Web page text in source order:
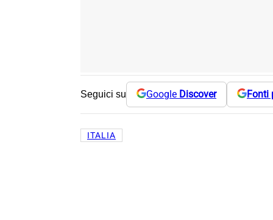
Seguici su Google Discover Fonti
ITALIA